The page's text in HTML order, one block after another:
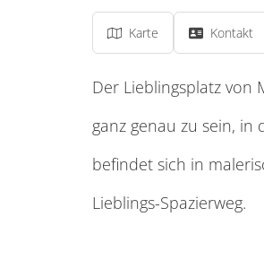
Karte Kontakt
Der Lieblingsplatz von
ganz genau zu sein, in
befindet sich in
Lieblings-Spazierweg.